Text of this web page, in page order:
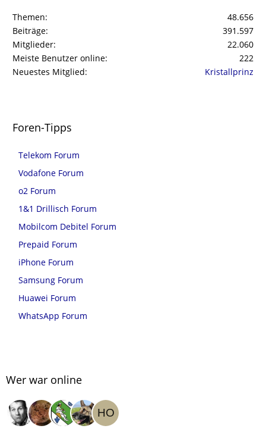
Themen
48.656
Beiträge
391.597
Mitglieder
22.060
Meiste Benutzer online
222
Neuestes Mitglied
Kristallprinz
Foren-Tipps
Telekom Forum
Vodafone Forum
o2 Forum
1&1 Drillisch Forum
Mobilcom Debitel Forum
Prepaid Forum
iPhone Forum
Samsung Forum
Huawei Forum
WhatsApp Forum
Wer war online